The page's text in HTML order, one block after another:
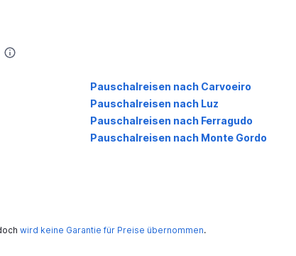
Pauschalreisen nach Carvoeiro
Pauschalreisen nach Luz
Pauschalreisen nach Ferragudo
Pauschalreisen nach Monte Gordo
wird keine Garantie für Preise übernommen.